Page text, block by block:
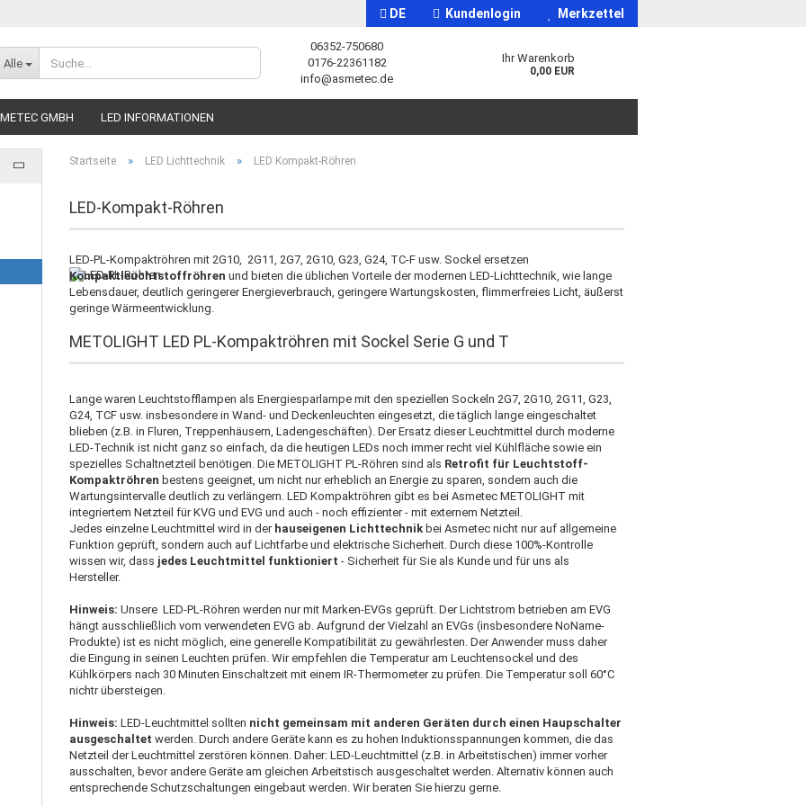
DE
Sprache auswählen
Kundenlogin
Konto erstellen
Passwort vergessen?
Merkzettel
Alle
06352-750680
0176-22361182
info@asmetec.de
Ihr Warenkorb
0,00 EUR
GMBH LED INFORMATIONEN
Startseite » LED Lichttechnik » LED Kompakt-Röhren
LED-Kompakt-Röhren
LED-PL-Kompaktröhren mit 2G10, 2G11, 2G7, 2G10, G23, G24, TC-F usw. Sockel ersetzen
Kompaktleuchtstoffröhren und bieten die üblichen Vorteile der modernen LED-Lichttechnik, wie lange
Lebensdauer, deutlich geringerer Energieverbrauch, geringere Wartungskosten, flimmerfreies Licht, äußerst
geringe Wärmeentwicklung.
METOLIGHT LED PL-Kompaktröhren mit Sockel Serie G und T
Lange waren Leuchtstofflampen als Energiesparlampe mit den speziellen Sockeln 2G7, 2G10, 2G11, G23,
G24, TCF usw. insbesondere in Wand- und Deckenleuchten eingesetzt, die täglich lange eingeschaltet
blieben (z.B. in Fluren, Treppenhäusern, Ladengeschäften). Der Ersatz dieser Leuchtmittel durch moderne
LED-Technik ist nicht ganz so einfach, da die heutigen LEDs noch immer recht viel Kühlfläche sowie ein
spezielles Schaltnetzteil benötigen. Die METOLIGHT PL-Röhren sind als Retrofit für Leuchtstoff-
Kompaktröhren bestens geeignet, um nicht nur erheblich an Energie zu sparen, sondern auch die
Wartungsintervalle deutlich zu verlängern. LED Kompaktröhren gibt es bei Asmetec METOLIGHT mit
integriertem Netzteil für KVG und EVG und auch - noch effizienter - mit externem Netzteil.
Jedes einzelne Leuchtmittel wird in der hauseigenen Lichttechnik bei Asmetec nicht nur auf allgemeine
Funktion geprüft, sondern auch auf Lichtfarbe und elektrische Sicherheit. Durch diese 100%-Kontrolle
wissen wir, dass jedes Leuchtmittel funktioniert - Sicherheit für Sie als Kunde und für uns als
Hersteller.
Hinweis:Unsere LED-PL-Röhren werden nur mit Marken-EVGs geprüft. Der Lichtstrom betrieben am EVG
hängt ausschließlich vom verwendeten EVG ab. Aufgrund der Vielzahl an EVGs (insbesondere NoName-
Produkte) ist es nicht möglich, eine generelle Kompatibilität zu gewährlesten. Der Anwender muss daher
die Eingung in seinen Leuchten prüfen. Wir empfehlen die Temperatur am Leuchtensockel und des
Kühlkörpers nach 30 Minuten Einschaltzeit mit einem IR-Thermometer zu prüfen. Die Temperatur soll 60°C
nichtr übersteigen.
Hinweis: LED-Leuchtmittel sollten nicht gemeinsam mit anderen Geräten durch einen Haupschalter
ausgeschaltet werden. Durch andere Geräte kann es zu hohen Induktionsspannungen kommen, die das
Netzteil der Leuchtmittel zerstören können. Daher: LED-Leuchtmittel (z.B. in Arbeitstischen) immer vorher
ausschalten, bevor andere Geräte am gleichen Arbeitstisch ausgeschaltet werden. Alternativ können auch
entsprechende Schutzschaltungen eingebaut werden. Wir beraten Sie hierzu gerne.